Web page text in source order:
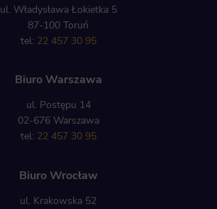
ul. Władysława Łokietka 5
87-100 Toruń
tel: 22 457 30 95
Biuro Warszawa
ul. Postępu 14
02-676 Warszawa
tel: 22 457 30 95
Biuro Wrocław
ul. Krakowska 52